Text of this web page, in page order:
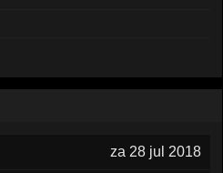
za 28 jul 2018